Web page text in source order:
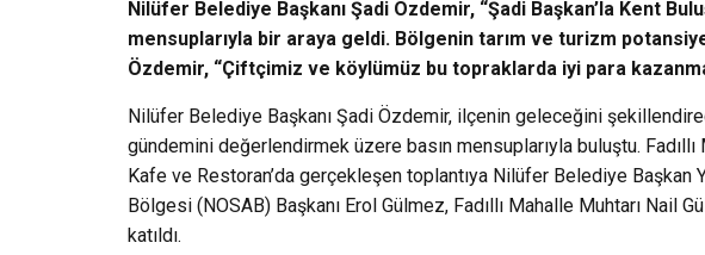
Nilüfer Belediye Başkanı Şadi Özdemir, “Şadi Başkan’la Kent
mensuplarıyla bir araya geldi. Bölgenin tarım ve turizm
Özdemir, “Çiftçimiz ve köylümüz bu topraklarda iyi para
Nilüfer Belediye Başkanı Şadi Özdemir, ilçenin geleceğini
gündemini değerlendirmek üzere basın mensuplarıyla buluştu.
Kafe ve Restoran’da gerçekleşen toplantıya Nilüfer Belediye Başkan
Bölgesi (NOSAB) Başkanı Erol Gülmez, Fadıllı Mahalle Muhtarı Nail
katıldı.